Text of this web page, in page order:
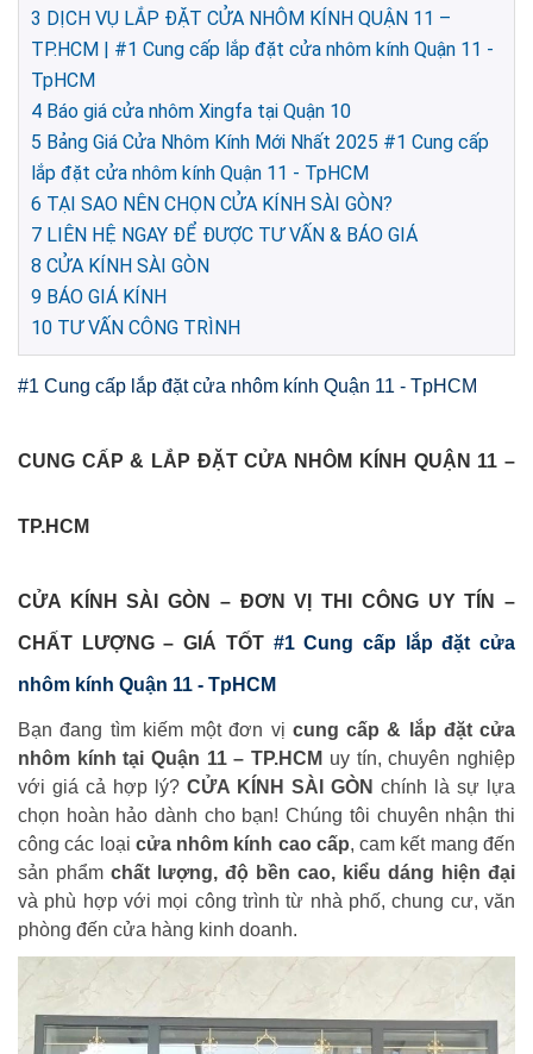
3 DỊCH VỤ LẮP ĐẶT CỬA NHÔM KÍNH QUẬN 11 –
TP.HCM | #1 Cung cấp lắp đặt cửa nhôm kính Quận 11 -
TpHCM
4 Báo giá cửa nhôm Xingfa tại Quận 10
5 Bảng Giá Cửa Nhôm Kính Mới Nhất 2025 #1 Cung cấp
lắp đặt cửa nhôm kính Quận 11 - TpHCM
6 TẠI SAO NÊN CHỌN CỬA KÍNH SÀI GÒN?
7 LIÊN HỆ NGAY ĐỂ ĐƯỢC TƯ VẤN & BÁO GIÁ
8 CỬA KÍNH SÀI GÒN
9 BÁO GIÁ KÍNH
10 TƯ VẤN CÔNG TRÌNH
#1 Cung cấp lắp đặt cửa nhôm kính Quận 11 - TpHCM
CUNG CẤP & LẮP ĐẶT CỬA NHÔM KÍNH QUẬN 11 –
TP.HCM
CỬA KÍNH SÀI GÒN – ĐƠN VỊ THI CÔNG UY TÍN –
CHẤT LƯỢNG – GIÁ TỐT #1 Cung cấp lắp đặt cửa
nhôm kính Quận 11 - TpHCM
Bạn đang tìm kiếm một đơn vị cung cấp & lắp đặt cửa
nhôm kính tại Quận 11 – TP.HCM uy tín, chuyên nghiệp
với giá cả hợp lý? CỬA KÍNH SÀI GÒN chính là sự lựa
chọn hoàn hảo dành cho bạn! Chúng tôi chuyên nhận thi
công các loại cửa nhôm kính cao cấp, cam kết mang đến
sản phẩm chất lượng, độ bền cao, kiểu dáng hiện đại
và phù hợp với mọi công trình từ nhà phố, chung cư, văn
phòng đến cửa hàng kinh doanh.